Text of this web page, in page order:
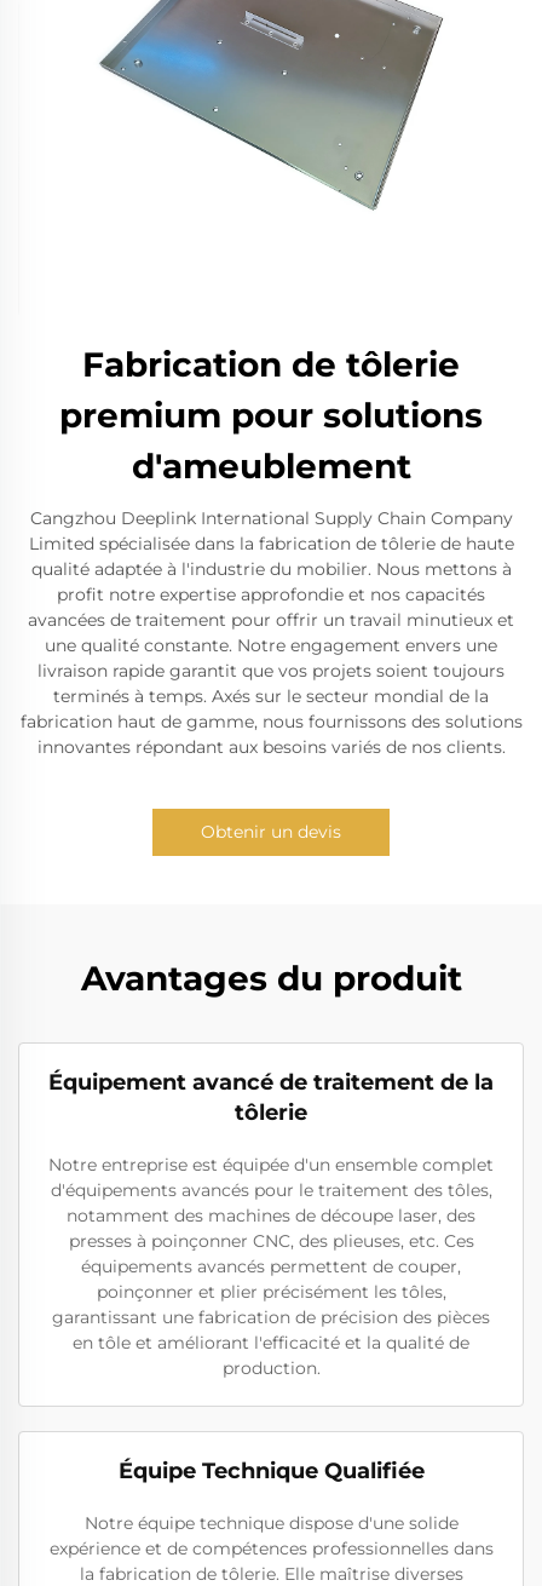
Fabrication de tôlerie
premium pour solutions
d'ameublement
Cangzhou Deeplink International Supply Chain Company
Limited spécialisée dans la fabrication de tôlerie de haute
qualité adaptée à l'industrie du mobilier. Nous mettons à
profit notre expertise approfondie et nos capacités
avancées de traitement pour offrir un travail minutieux et
une qualité constante. Notre engagement envers une
livraison rapide garantit que vos projets soient toujours
terminés à temps. Axés sur le secteur mondial de la
fabrication haut de gamme, nous fournissons des solutions
innovantes répondant aux besoins variés de nos clients.
Obtenir un devis
Avantages du produit
Équipement avancé de traitement de la
tôlerie
Notre entreprise est équipée d'un ensemble complet
d'équipements avancés pour le traitement des tôles,
notamment des machines de découpe laser, des
presses à poinçonner CNC, des plieuses, etc. Ces
équipements avancés permettent de couper,
poinçonner et plier précisément les tôles,
garantissant une fabrication de précision des pièces
en tôle et améliorant l'efficacité et la qualité de
production.
Équipe Technique Qualifiée
Notre équipe technique dispose d'une solide
expérience et de compétences professionnelles dans
la fabrication de tôlerie. Elle maîtrise diverses